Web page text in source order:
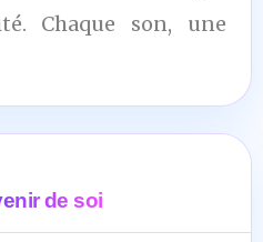
Chaque son, une
de soi